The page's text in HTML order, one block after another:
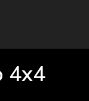
4x4